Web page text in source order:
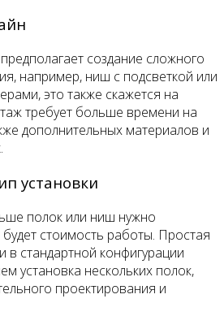
создание сложного
например, ниш с подсветкой или
это также скажется на
требует больше времени на
дополнительных материалов и
установки
полок или ниш нужно
стоимость работы. Простая
в стандартной конфигурации
установка нескольких полок,
проектирования и